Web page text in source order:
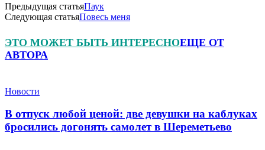
Предыдущая статьяПаук
Следующая статьяПовесь меня
ЭТО МОЖЕТ БЫТЬ ИНТЕРЕСНОЕЩЕ ОТ
АВТОРА
Новости
В отпуск любой ценой: две девушки на каблуках
бросились догонять самолет в Шереметьево